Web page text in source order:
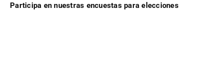
Participa en nuestras encuestas para elecciones